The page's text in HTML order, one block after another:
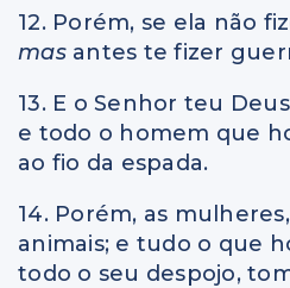
12. Porém, se ela não
mas antes te fizer
13. E o Senhor teu
e todo o homem que
ao fio da espada.
14. Porém, as
animais; e tudo o que
todo o seu despojo,